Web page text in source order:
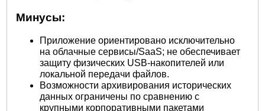
Минусы:
Приложение ориентировано исключительно
на облачные сервисы/SaaS; не обеспечивает
защиту физических USB-накопителей или
локальной передачи файлов.
Возможности архивирования исторических
данных ограничены по сравнению с
крупными корпоративными пакетами